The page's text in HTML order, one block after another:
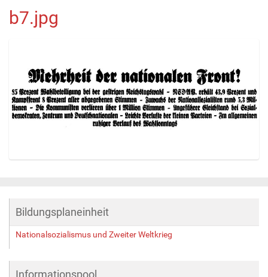
b7.jpg
e
B
i
i
Bildungsplaneinheit
Nationalsozialismus und Zweiter Weltkrieg
Informationspool